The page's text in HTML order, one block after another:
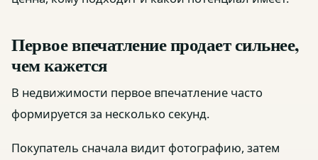
Первое впечатление продает сильнее,
чем кажется
В недвижимости первое впечатление часто
формируется за несколько секунд.
Покупатель сначала видит фотографию, затем